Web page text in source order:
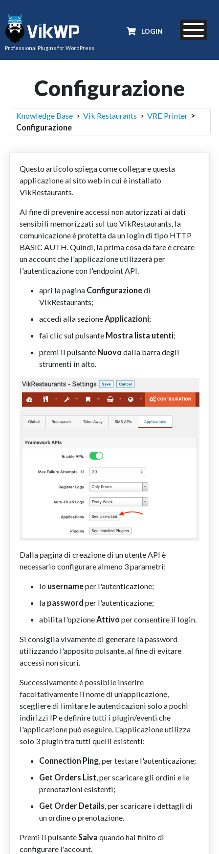
Professional Plugins for WordPress
LOGIN
Configurazione
Knowledge Base > Vik Restaurants > VRE Printer >
Configurazione
Questo articolo spiega come collegare questa
applicazione al sito web in cui è installato
VikRestaurants.
Al fine di prevenire accessi non autorizzati ai dati
sensibili memorizzati sul tuo VikRestaurants, la
comunicazione è protetta da un login di tipo HTTP
BASIC AUTH. Quindi, la prima cosa da fare è creare
un account che l'applicazione utilizzerà per
l'autenticazione con l'endpoint API.
apri la pagina Configurazionedi
VikRestaurants;
accedi alla sezioneApplicazioni;
fai clic sul pulsante Mostra lista utenti;
premi il pulsante Nuovo dalla barra degli
strumenti in alto.
Dalla pagina di creazione di un utente API è
necessario configurare almeno 3 parametri:
lo usernameper l'autenticazione;
la password per l'autenticazione;
abilita l'opzione Attivo per consentire il login.
Si consiglia vivamente di generare la password
utilizzando l'apposito pulsante, al fine di evitare
accessi non sicuri.
Successivamente è possibile inserire
facoltativamente il nome di un'applicazione,
scegliere di limitare le autenticazioni solo a pochi
indirizzi IP e definire tutti i plugin/eventi che
l'applicazione può eseguire. L'applicazione utilizza
solo 3 plugin tra tutti quelli esistenti:
Connection Ping , per testare l'autenticazione;
Get Orders List , per scaricare gli ordini e le
prenotazioni esistenti;
Get Order Details , per scaricare i dettagli di
un ordine o prenotazione.
Premi il pulsante Salva quando hai finito di
configurare l'account.